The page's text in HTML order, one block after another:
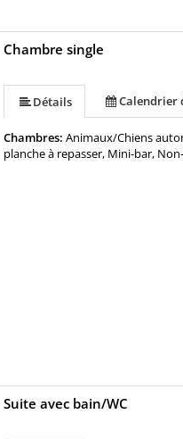
Chambre single
Détails Calendrier
Chambres:Animaux/Chiens
planche à repasser, Mini-bar,
Suite avec bain/WC